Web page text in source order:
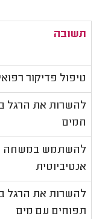
תשובה
טיפול פדיקור
להשרות את הרגל
חמים
להשתמש במשחה
אנטיביוטית
להשרות את הרגל
תפוחים עם מים